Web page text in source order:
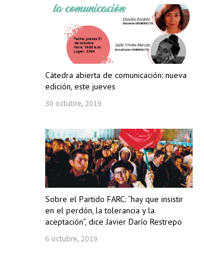
Cátedra abierta de comunicación: nueva
edición, este jueves
30 octubre, 2019
Sobre el Partido FARC: “hay que insistir
en el perdón, la tolerancia y la
aceptación”, dice Javier Darío Restrepo
6 octubre, 2019